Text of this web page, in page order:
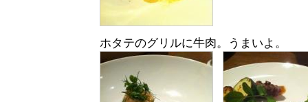
ホタテのグリルに牛肉。うまいよ。